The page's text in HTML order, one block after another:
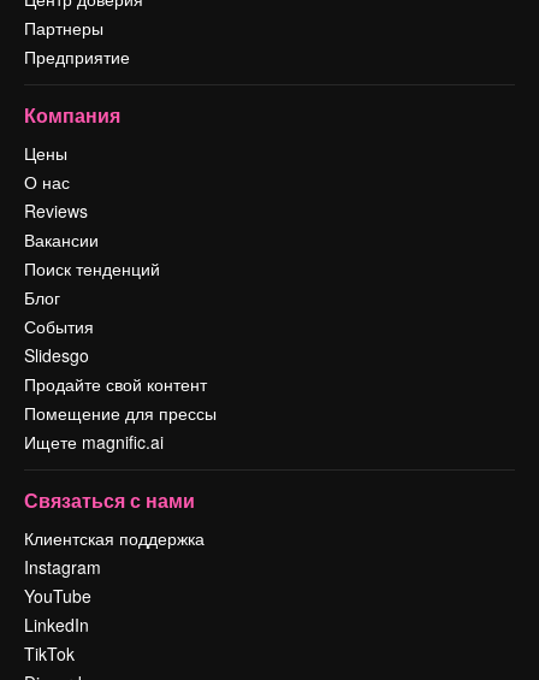
Партнеры
Предприятие
Компания
Цены
О нас
Reviews
Вакансии
Поиск тенденций
Блог
События
Slidesgo
Продайте свой контент
Помещение для прессы
Ищете magnific.ai
Связаться с нами
Клиентская поддержка
Instagram
YouTube
LinkedIn
TikTok